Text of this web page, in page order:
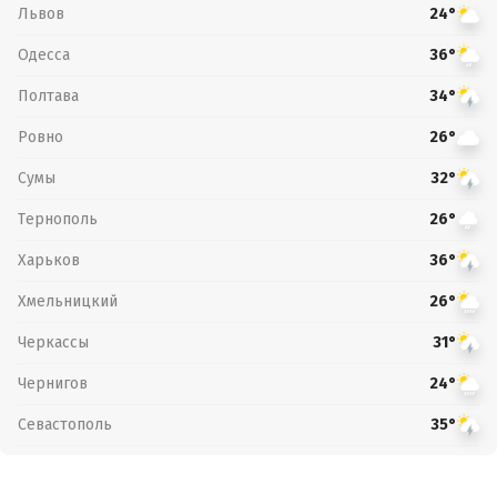
Львов 24°
Одесса 36°
Полтава 34°
Ровно 26°
Сумы 32°
Тернополь 26°
Харьков 36°
Хмельницкий 26°
Черкассы 31°
Чернигов 24°
Севастополь 35°